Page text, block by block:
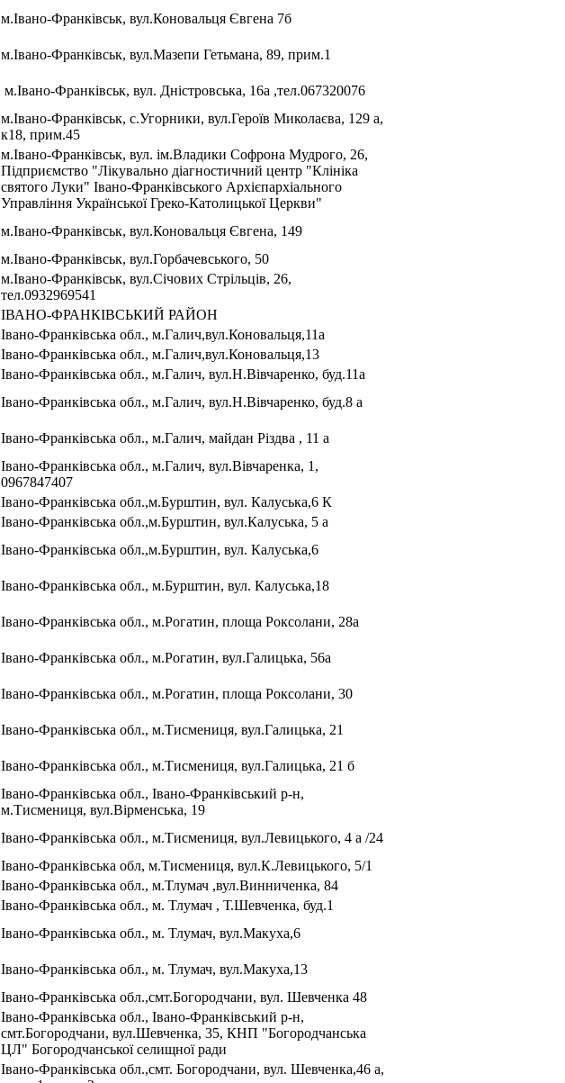
м.Івано-Франківськ, вул.Коновальця Євгена 7б
м.Івано-Франківськ, вул.Мазепи Гетьмана, 89, прим.1
м.Івано-Франківськ, вул. Дністровська, 16а ,тел.067320076
м.Івано-Франківськ, с.Угорники, вул.Героїв Миколаєва, 129 а,
к18, прим.45
м.Івано-Франківськ, вул. ім.Владики Софрона Мудрого, 26,
Підприємство "Лікувально діагностичний центр "Клініка
святого Луки" Івано-Франківського Архієпархіального
Управління Української Греко-Католицької Церкви"
м.Івано-Франківськ, вул.Коновальця Євгена, 149
м.Івано-Франківськ, вул.Горбачевського, 50
м.Івано-Франківськ, вул.Січових Стрільців, 26,
тел.0932969541
ІВАНО-ФРАНКІВСЬКИЙ РАЙОН
Івано-Франківська обл., м.Галич,вул.Коновальця,11а
Івано-Франківська обл., м.Галич,вул.Коновальця,13
Івано-Франківська обл., м.Галич, вул.Н.Вівчаренко, буд.11а
Івано-Франківська обл., м.Галич, вул.Н.Вівчаренко, буд.8 а
Івано-Франківська обл., м.Галич, майдан Різдва , 11 а
Івано-Франківська обл., м.Галич, вул.Вівчаренка, 1,
0967847407
Івано-Франківська обл.,м.Бурштин, вул. Калуська,6 К
Івано-Франківська обл.,м.Бурштин, вул.Калуська, 5 а
Івано-Франківська обл.,м.Бурштин, вул. Калуська,6
Івано-Франківська обл., м.Бурштин, вул. Калуська,18
Івано-Франківська обл., м.Рогатин, площа Роксолани, 28а
Івано-Франківська обл., м.Рогатин, вул.Галицька, 56а
Івано-Франківська обл., м.Рогатин, площа Роксолани, 30
Івано-Франківська обл., м.Тисмениця, вул.Галицька, 21
Івано-Франківська обл., м.Тисмениця, вул.Галицька, 21 б
Івано-Франківська обл., Івано-Франківський р-н,
м.Тисмениця, вул.Вірменська, 19
Івано-Франківська обл., м.Тисмениця, вул.Левицького, 4 а /24
Івано-Франківська обл, м.Тисмениця, вул.К.Левицького, 5/1
Івано-Франківська обл., м.Тлумач ,вул.Винниченка, 84
Івано-Франківська обл., м. Тлумач , Т.Шевченка, буд.1
Івано-Франківська обл., м. Тлумач, вул.Макуха,6
Івано-Франківська обл., м. Тлумач, вул.Макуха,13
Івано-Франківська обл.,смт.Богородчани, вул. Шевченка 48
Івано-Франківська обл., Івано-Франківський р-н,
смт.Богородчани, вул.Шевченка, 35, КНП "Богородчанська
ЦЛ" Богородчанської селищної ради
Івано-Франківська обл.,смт. Богородчани, вул. Шевченка,46 а,